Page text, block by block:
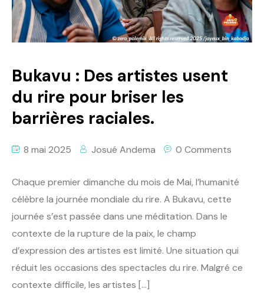
Politique
Technologies
Entreprenariat
Bukavu : Des artistes usent
du rire pour briser les
barrières raciales.
8 mai 2025 Josué Andema 0 Comments
Chaque premier dimanche du mois de Mai, l’humanité
célèbre la journée mondiale du rire. A Bukavu, cette
journée s’est passée dans une méditation. Dans le
contexte de la rupture de la paix, le champ
d’expression des artistes est limité. Une situation qui
réduit les occasions des spectacles du rire. Malgré ce
contexte difficile, les artistes […]